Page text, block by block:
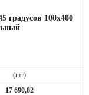
градусов 100x400
(шт)
17 690,82